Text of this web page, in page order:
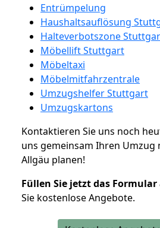
Entrümpelung
Haushaltsauflösung
Halteverbotszone
Möbellift Stuttgart
Möbeltaxi
Möbelmitfahrzentrale
Umzugshelfer Stuttgart
Umzugskartons
Kontaktieren Sie uns noch
uns gemeinsam Ihren Umzug
Allgäu planen!
Füllen Sie jetzt das Formular
Sie kostenlose Angebote.